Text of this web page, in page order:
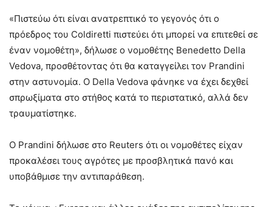
«Πιστεύω ότι είναι ανατρεπτικό το γεγονός ότι ο
πρόεδρος του Coldiretti πιστεύει ότι μπορεί να επιτεθεί σε
έναν νομοθέτη», δήλωσε ο νομοθέτης Benedetto Della
Vedova, προσθέτοντας ότι θα καταγγείλει τον Prandini
στην αστυνομία. Ο Della Vedova φάνηκε να έχει δεχθεί
σπρωξίματα στο στήθος κατά το περιστατικό, αλλά δεν
τραυματίστηκε.
Ο Prandini δήλωσε στο Reuters ότι οι νομοθέτες είχαν
προκαλέσει τους αγρότες με προσβλητικά πανό και
υποβάθμισε την αντιπαράθεση.